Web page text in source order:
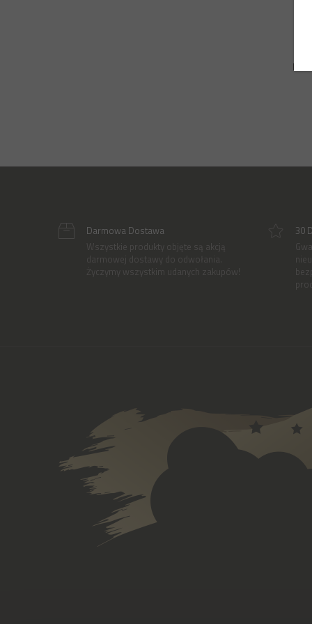
Darmowa Dostawa
Wszystkie produkty objęte są akcją
darmowej dostawy do odwołania.
Życzymy wszystkim udanych zakupów!
30